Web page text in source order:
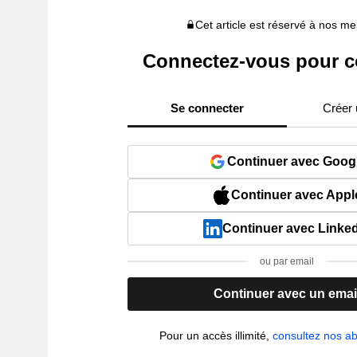
Cet article est réservé à nos
Connectez-vous pour
Se connecter Créer
Continuer avec
Continuer avec
Continuer avec
ou par email
Continuer avec un email
Pour un accès illimité,consultez nos